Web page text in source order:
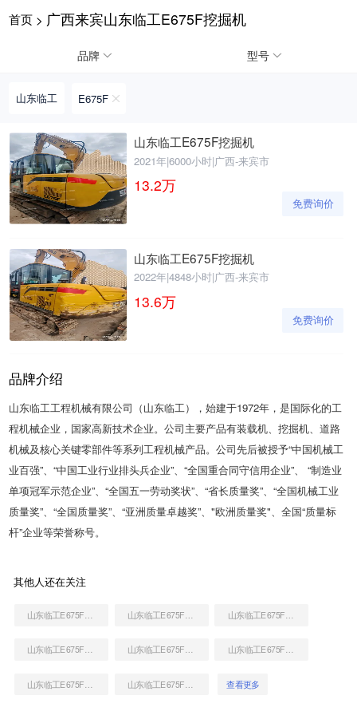
首页 > 广西来宾山东临工E675F挖掘机
品牌 型号
山东临工 E675F
山东临工E675F挖掘机
2021年|6000小时|广西-来宾市
13.2万
免费询价
山东临工E675F挖掘机
2022年|4848小时|广西-来宾市
13.6万
免费询价
品牌介绍
山东临工工程机械有限公司（山东临工），始建于1972年，是国际化的工
程机械企业，国家高新技术企业。公司主要产品有装载机、挖掘机、道路
机械及核心关键零部件等系列工程机械产品。公司先后被授予“中国机械工
业百强”、“中国工业行业排头兵企业”、“全国重合同守信用企业”、 “制造业
单项冠军示范企业”、“全国五一劳动奖状”、“省长质量奖”、“全国机械工业
质量奖”、“全国质量奖”、“亚洲质量卓越奖”、"欧洲质量奖"、全国“质量标
杆”企业等荣誉称号。
请输入手机号
获
取
验
证
码
请输入手机号
交
即
表
示
您
同
《隐
私
政
策》
其他人还在关注
山东临工E675F挖掘机 山东临工E675F挖掘机 山东临工E675F挖掘机
山东临工E675F挖掘机 山东临工E675F挖掘机 山东临工E675F挖掘机
查看更多